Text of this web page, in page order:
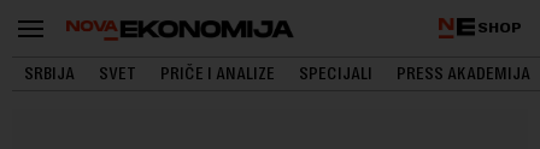
SHOP
SRBIJA SVET PRIČE I ANALIZE SPECIJALI PRESS AKADEMIJA